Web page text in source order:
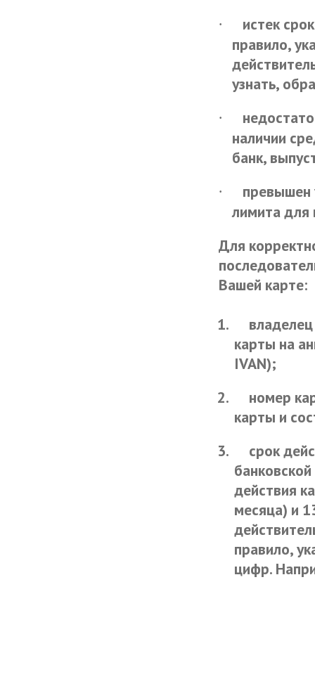
·
истек
правило,
узнать,
·
наличии
банк,
·
превышен
лимита для
Для
Вашей карте:
1.
карты на
IVAN);
2.
номер
карты и
3.
срок
действия
месяца) и
правило,
цифр.